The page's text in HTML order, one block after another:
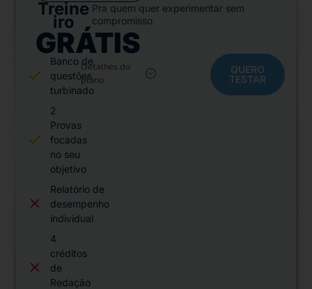
Treine
iro
Pra quem quer experimentar sem
compromisso
GRÁTIS
Banco de
questões
turbinado
2
Provas
focadas
no seu
objetivo
Relatório de
desempenho
individual
4
créditos
de
Redação
Detalhes do
plano
QUERO
TESTAR